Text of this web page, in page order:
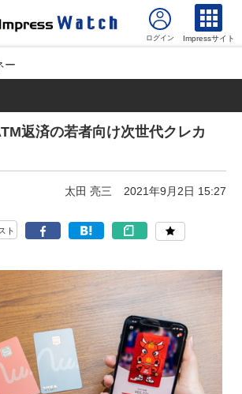
Impressサイト
ー
返済の若者向け次世代クレカ
太田 亮三 2021年9月2日 15:27
ト